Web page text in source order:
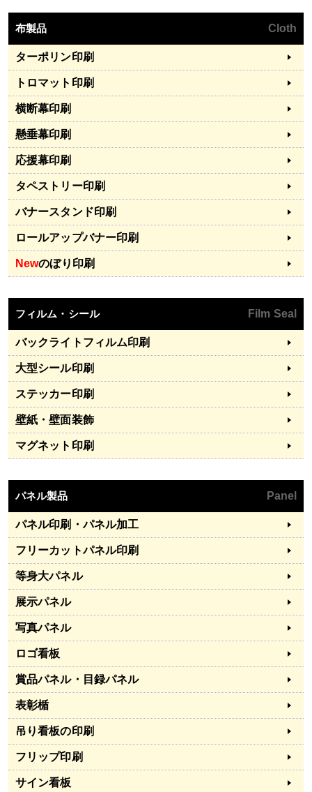
布製品 Cloth
ターポリン印刷
トロマット印刷
横断幕印刷
懸垂幕印刷
応援幕印刷
タペストリー印刷
バナースタンド印刷
ロールアップバナー印刷
Newのぼり印刷
フィルム・シール Film Seal
バックライトフィルム印刷
大型シール印刷
ステッカー印刷
壁紙・壁面装飾
マグネット印刷
パネル製品 Panel
パネル印刷・パネル加工
フリーカットパネル印刷
等身大パネル
展示パネル
写真パネル
ロゴ看板
賞品パネル・目録パネル
表彰楯
吊り看板の印刷
フリップ印刷
サイン看板